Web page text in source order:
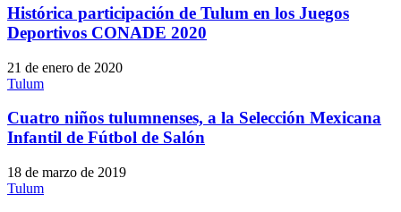
Histórica participación de Tulum en los Juegos
Deportivos CONADE 2020
21 de enero de 2020
Tulum
Cuatro niños tulumnenses, a la Selección Mexicana
Infantil de Fútbol de Salón
18 de marzo de 2019
Tulum